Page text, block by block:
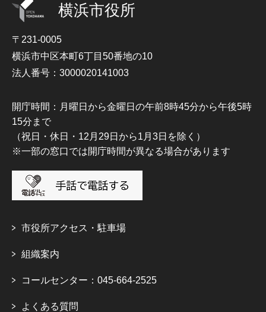
横浜市役所
〒231-0005
横浜市中区本町6丁目50番地の10
法人番号：3000020141003
開庁時間：月曜日から金曜日の午前8時45分から午後5時
15分まで
（祝日・休日・12月29日から1月3日を除く）
※一部の窓口では開庁時間が異なる場合があります
市役所アクセス・駐車場
組織案内
コールセンター：045-664-2525
よくある質問